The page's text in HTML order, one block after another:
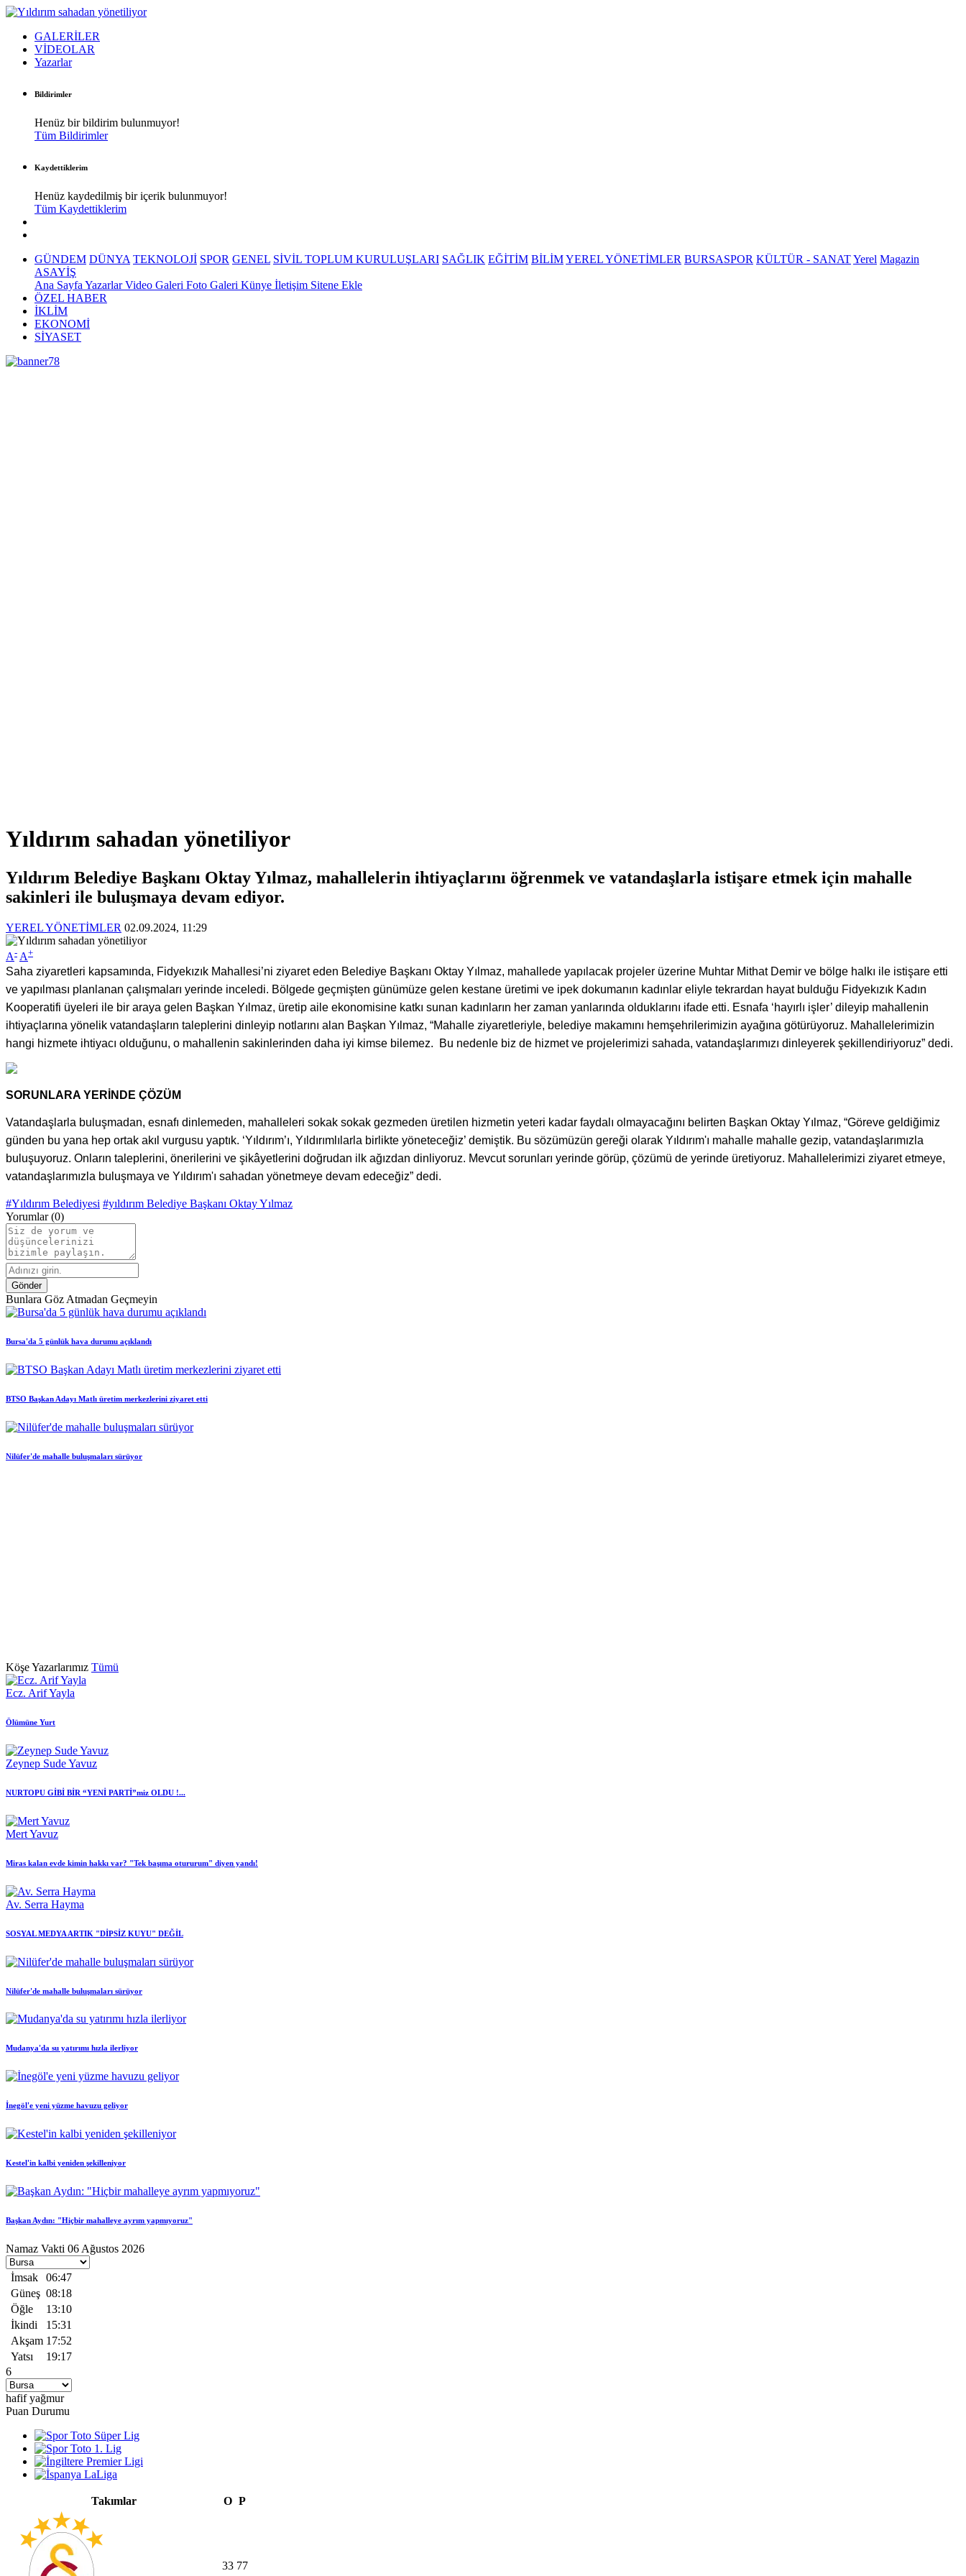
GALERİLER
VİDEOLAR
Yazarlar
Bildirimler
Henüz bir bildirim bulunmuyor!
Tüm Bildirimler
Kaydettiklerim
Henüz kaydedilmiş bir içerik bulunmuyor!
Tüm Kaydettiklerim
GÜNDEM DÜNYA TEKNOLOJİ SPOR GENEL SİVİL TOPLUM KURULUŞLARI SAĞLIK EĞİTİM BİLİMYEREL YÖNETİMLER BURSASPOR KÜLTÜR - SANATYerel Magazin
ASAYİŞ
Ana Sayfa YazarlarVideo Galeri Foto Galeri Künye İletişim Sitene Ekle
ÖZEL HABER
İKLİM
EKONOMİ
SİYASET
Yıldırım sahadan yönetiliyor
Yıldırım Belediye Başkanı Oktay Yılmaz, mahallelerin ihtiyaçlarını öğrenmek ve vatandaşlarla istişare etmek için mahalle
sakinleri ile buluşmaya devam ediyor.
YEREL YÖNETİMLER 02.09.2024, 11:29
A- A+
Saha ziyaretleri kapsamında, Fidyekızık Mahallesi’ni ziyaret eden Belediye Başkanı Oktay Yılmaz, mahallede yapılacak projeler üzerine Muhtar Mithat Demir ve bölge halkı ile istişare etti
ve yapılması planlanan çalışmaları yerinde inceledi. Bölgede geçmişten günümüze gelen kestane üretimi ve ipek dokumanın kadınlar eliyle tekrardan hayat bulduğu Fidyekızık Kadın
Kooperatifi üyeleri ile bir araya gelen Başkan Yılmaz, üretip aile ekonomisine katkı sunan kadınların her zaman yanlarında olduklarını ifade etti. Esnafa ‘hayırlı işler’ dileyip mahallenin
ihtiyaçlarına yönelik vatandaşların taleplerini dinleyip notlarını alan Başkan Yılmaz, “Mahalle ziyaretleriyle, belediye makamını hemşehrilerimizin ayağına götürüyoruz. Mahallelerimizin
hangi hizmete ihtiyacı olduğunu, o mahallenin sakinlerinden daha iyi kimse bilemez. Bu nedenle biz de hizmet ve projelerimizi sahada, vatandaşlarımızı dinleyerek şekillendiriyoruz” dedi.
SORUNLARA YERİNDE ÇÖZÜM
Vatandaşlarla buluşmadan, esnafı dinlemeden, mahalleleri sokak sokak gezmeden üretilen hizmetin yeteri kadar faydalı olmayacağını belirten Başkan Oktay Yılmaz, “Göreve geldiğimiz
günden bu yana hep ortak akıl vurgusu yaptık. ‘Yıldırım’ı, Yıldırımlılarla birlikte yöneteceğiz’ demiştik. Bu sözümüzün gereği olarak Yıldırım'ı mahalle mahalle gezip, vatandaşlarımızla
buluşuyoruz. Onların taleplerini, önerilerini ve şikâyetlerini doğrudan ilk ağızdan dinliyoruz. Mevcut sorunları yerinde görüp, çözümü de yerinde üretiyoruz. Mahallelerimizi ziyaret etmeye,
vatandaşlarımızla buluşmaya ve Yıldırım'ı sahadan yönetmeye devam edeceğiz” dedi.
#Yıldırım Belediyesi #yıldırım Belediye Başkanı Oktay Yılmaz
Yorumlar (0)
Gönder
Bunlara Göz Atmadan Geçmeyin
Bursa'da 5 günlük hava durumu açıklandı
BTSO Başkan Adayı Matlı üretim merkezlerini ziyaret etti
Nilüfer'de mahalle buluşmaları sürüyor
Köşe Yazarlarımız Tümü
Ecz. Arif Yayla
Ölümüne Yurt
Zeynep Sude Yavuz
NURTOPU GİBİ BİR “YENİ PARTİ”miz OLDU !...
Mert Yavuz
Miras kalan evde kimin hakkı var? "Tek başıma otururum" diyen yandı!
Av. Serra Hayma
SOSYAL MEDYA ARTIK "DİPSİZ KUYU" DEĞİL
Nilüfer'de mahalle buluşmaları sürüyor
Mudanya'da su yatırımı hızla ilerliyor
İnegöl'e yeni yüzme havuzu geliyor
Kestel'in kalbi yeniden şekilleniyor
Başkan Aydın: "Hiçbir mahalleye ayrım yapmıyoruz"
Namaz Vakti 06 Ağustos 2026
İmsak
06:47
Güneş 08:18
Öğle
13:10
İkindi
15:31
Akşam 17:52
Yatsı
19:17
6
hafif yağmur
Puan Durumu
Takımlar O P
33 77